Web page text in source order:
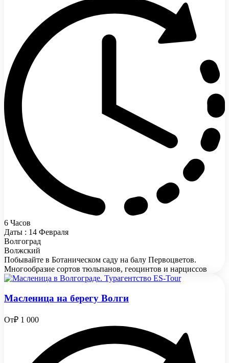
6 Часов
Даты : 14 Февраля
Волгоград
Волжский
Побывайте в Ботаническом саду на балу Первоцветов.
Многообразие сортов тюльпанов, геоцинтов и нарциссов
Масленица на берегу Волги
От₽ 1 000